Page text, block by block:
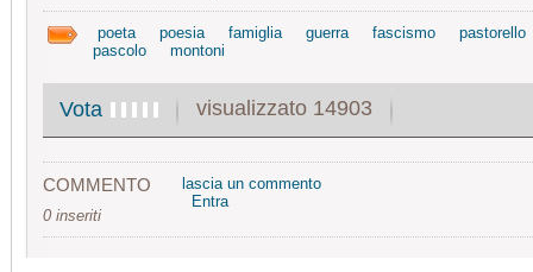
poeta poesia famiglia guerra fascismo
pastorello
pascolo
montoni
Vota visualizzato 14903
COMMENTO
0 inseriti
lascia un commento
Entra